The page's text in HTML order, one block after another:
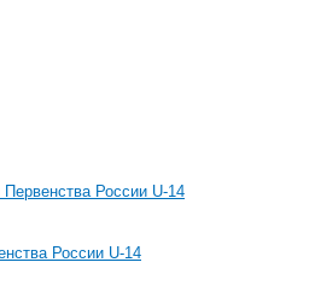
России U-14
России U-14